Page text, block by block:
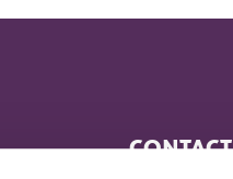
CONTACT